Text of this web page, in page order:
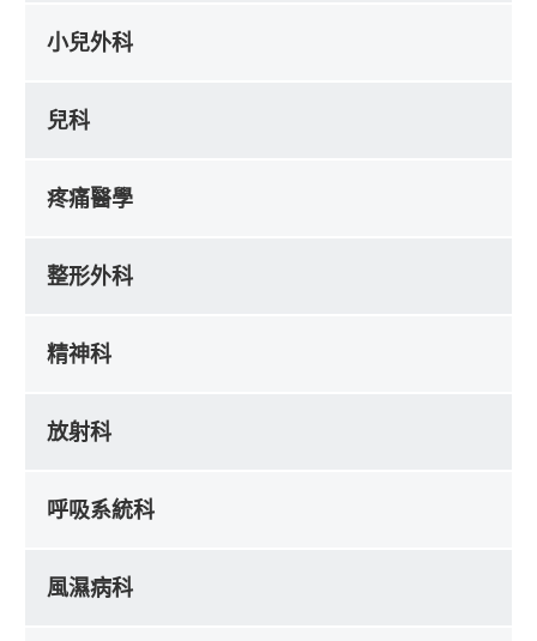
小兒外科
兒科
疼痛醫學
整形外科
精神科
放射科
呼吸系統科
風濕病科